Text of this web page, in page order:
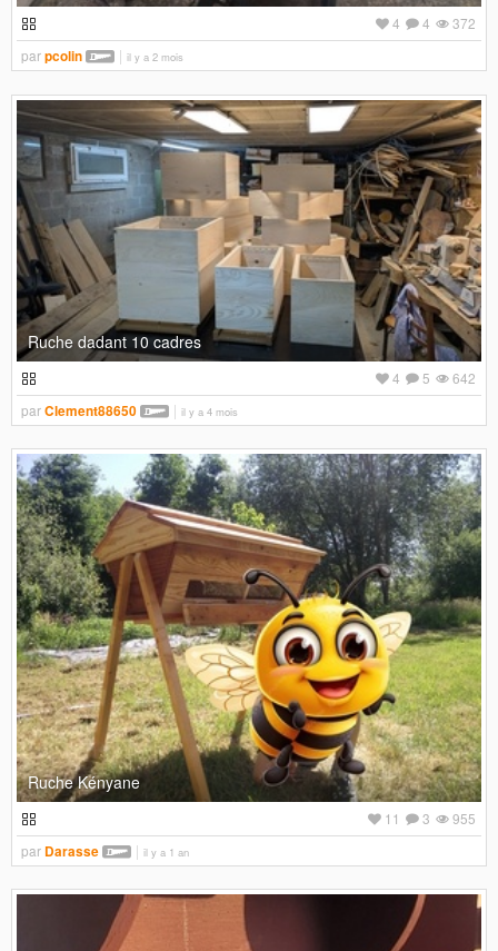
372
4
4
parpcolin il y a 2 mois
Ruche dadant 10 cadres
642
5
4
parClement88650 il y a 4 mois
Ruche Kényane
955
3
11
par Darasse il y a 1 an